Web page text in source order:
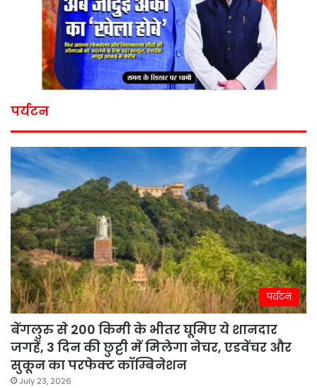
पर्यटन
पर्यटन
बेंगलुरु से 200 किमी के भीतर घूमिए ये शानदार
जगहें, 3 दिन की छुट्टी में मिलेगा नेचर, एडवेंचर और
सुकून का परफेक्ट कॉम्बिनेशन
July 23, 2026